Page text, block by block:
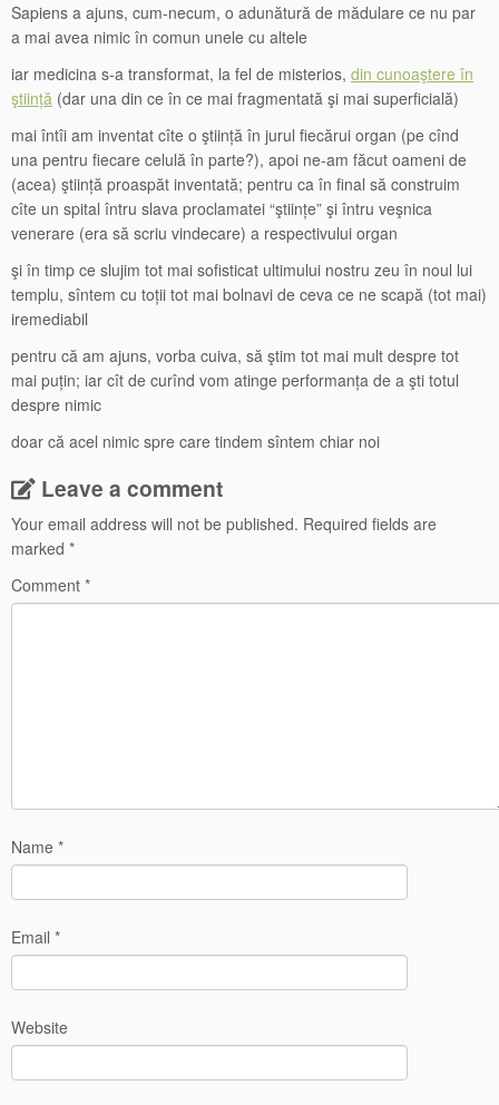
Sapiens a ajuns, cum-necum, o adunătură de mădulare ce nu par
a mai avea nimic în comun unele cu altele
iar medicina s-a transformat, la fel de misterios, din cunoaştere în
ştiință (dar una din ce în ce mai fragmentată şi mai superficială)
mai întîi am inventat cîte o ştiință în jurul fiecărui organ (pe cînd
una pentru fiecare celulă în parte?), apoi ne-am făcut oameni de
(acea) ştiință proaspăt inventată; pentru ca în final să construim
cîte un spital întru slava proclamatei “ştiințe” şi întru veşnica
venerare (era să scriu vindecare) a respectivului organ
şi în timp ce slujim tot mai sofisticat ultimului nostru zeu în noul lui
templu, sîntem cu toții tot mai bolnavi de ceva ce ne scapă (tot mai)
iremediabil
pentru că am ajuns, vorba cuiva, să ştim tot mai mult despre tot
mai puțin; iar cît de curînd vom atinge performanța de a şti totul
despre nimic
doar că acel nimic spre care tindem sîntem chiar noi
Leave a comment
Your email address will not be published. Required fields are
marked *
Comment *
Name *
Email *
Website